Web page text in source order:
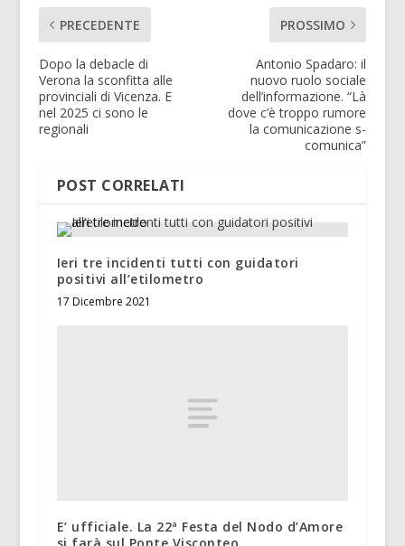
PRECEDENTE
Dopo la debacle di
Verona la sconfitta alle
provinciali di Vicenza. E
nel 2025 ci sono le
regionali
PROSSIMO
Antonio Spadaro: il
nuovo ruolo sociale
dell’informazione. “Là
dove c’è troppo rumore
la comunicazione s-
comunica”
POST CORRELATI
Ieri tre incidenti tutti con guidatori
positivi all’etilometro
17 Dicembre 2021
E’ ufficiale. La 22ª Festa del Nodo d’Amore